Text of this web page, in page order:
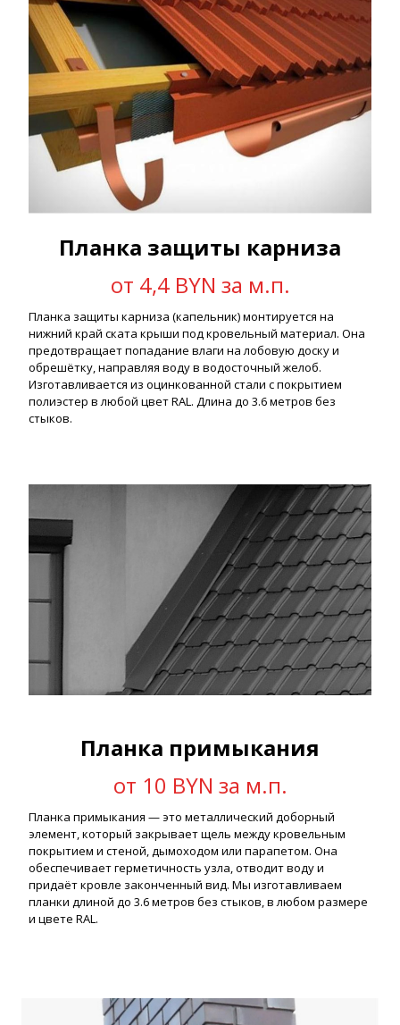
Планка защиты карниза
от 4,4 BYN за м.п.
Планка защиты карниза (капельник) монтируется на
нижний край ската крыши под кровельный материал. Она
предотвращает попадание влаги на лобовую доску и
обрешётку, направляя воду в водосточный желоб.
Изготавливается из оцинкованной стали с покрытием
полиэстер в любой цвет RAL. Длина до 3.6 метров без
стыков.
Планка примыкания
от 10 BYN за м.п.
Планка примыкания — это металлический доборный
элемент, который закрывает щель между кровельным
покрытием и стеной, дымоходом или парапетом. Она
обеспечивает герметичность узла, отводит воду и
придаёт кровле законченный вид. Мы изготавливаем
планки длиной до 3.6 метров без стыков, в любом размере
и цвете RAL.